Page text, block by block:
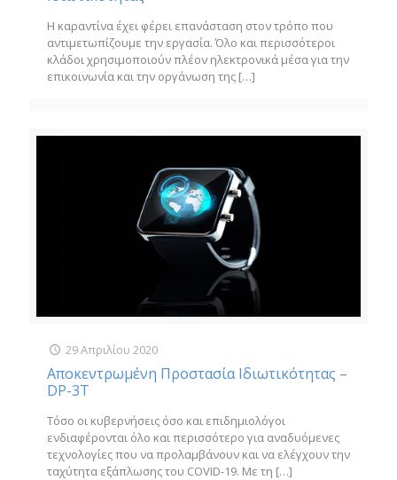
Η καραντίνα έχει φέρει επανάσταση στον τρόπο που
αντιμετωπίζουμε την εργασία. Όλο και περισσότεροι
κλάδοι χρησιμοποιούν πλέον ηλεκτρονικά μέσα για την
επικοινωνία και την οργάνωση της […]
29 Απριλίου 2020
Αποκεντρωμένη Προστασία Ιδιωτικότητας –
DP-3T
Τόσο οι κυβερνήσεις όσο και επιδημιολόγοι
ενδιαφέρονται όλο και περισσότερο για αναδυόμενες
τεχνολογίες που να προλαμβάνουν και να ελέγχουν την
ταχύτητα εξάπλωσης του COVID-19. Με τη […]